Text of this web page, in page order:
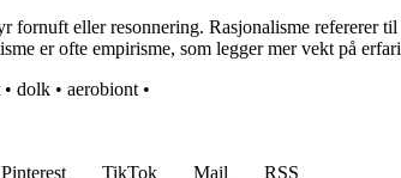
fornuft eller resonnering. Rasjonalisme
er ofte empirisme, som legger mer vekt på
• dolk • aerobiont •
Pinterest TikTok Mail
RSS